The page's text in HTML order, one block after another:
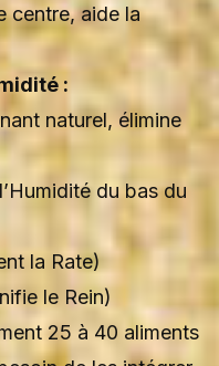
centre, aide la
:
naturel, élimine
du bas du
la Rate)
le Rein)
25 à 40 aliments